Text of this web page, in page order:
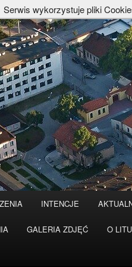
INTENCJE
GALERIA ZDJĘĆ O
Serwis wykorzystuje pliki